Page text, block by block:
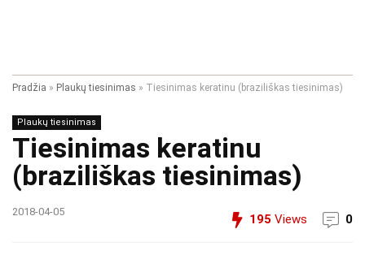
Pradžia » Plaukų tiesinimas » Tiesinimas keratinu (braziliškas tiesinimas)
Plaukų tiesinimas
Tiesinimas keratinu
(braziliškas tiesinimas)
2018-04-05
195 Views 0